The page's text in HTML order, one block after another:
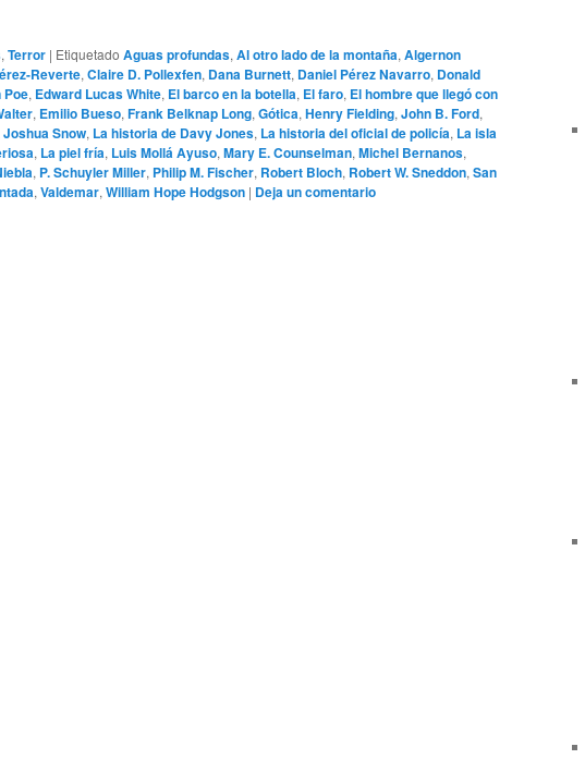
, Terror | Etiquetado Aguas profundas, Al otro lado de la montaña, Algernon
Reverte, Claire D. Pollexfen, Dana Burnett, Daniel Pérez Navarro, Donald
Poe, Edward Lucas White, El barco en la botella, El faro, El hombre que llegó con
, Emilio Bueso, Frank Belknap Long, Gótica, Henry Fielding, John B. Ford,
Joshua Snow, La historia de Davy Jones, La historia del oficial de policía, La isla
, La piel fría, Luis Mollá Ayuso, Mary E. Counselman, Michel Bernanos,
, P. Schuyler Miller, Philip M. Fischer, Robert Bloch, Robert W. Sneddon, San
, Valdemar, William Hope Hodgson | Deja un comentario